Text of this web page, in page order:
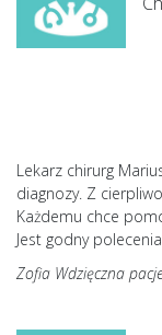
Lekarz chirurg
diagnozy. Z
Każdemu chce
Jest godny
Zofia Wdzięczna